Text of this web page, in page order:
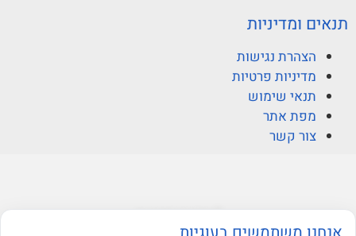
תנאים ומדיניות
הצהרת נגישות
מדיניות פרטיות
תנאי שימוש
מפת אתר
צור קשר
© ברקוביץ אהרוני זיו
אנחנו משתמשים בעוגיות